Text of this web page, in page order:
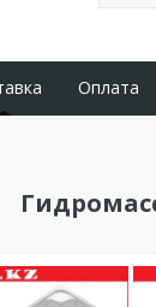
Оплата